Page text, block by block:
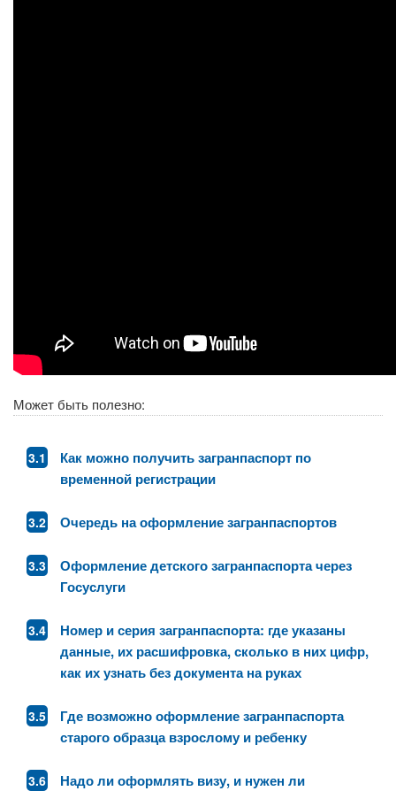
Может быть полезно:
Как можно получить загранпаспорт по
временной регистрации
Очередь на оформление загранпаспортов
Оформление детского загранпаспорта через
Госуслуги
Номер и серия загранпаспорта: где указаны
данные, их расшифровка, сколько в них цифр,
как их узнать без документа на руках
Где возможно оформление загранпаспорта
старого образца взрослому и ребенку
Надо ли оформлять визу, и нужен ли